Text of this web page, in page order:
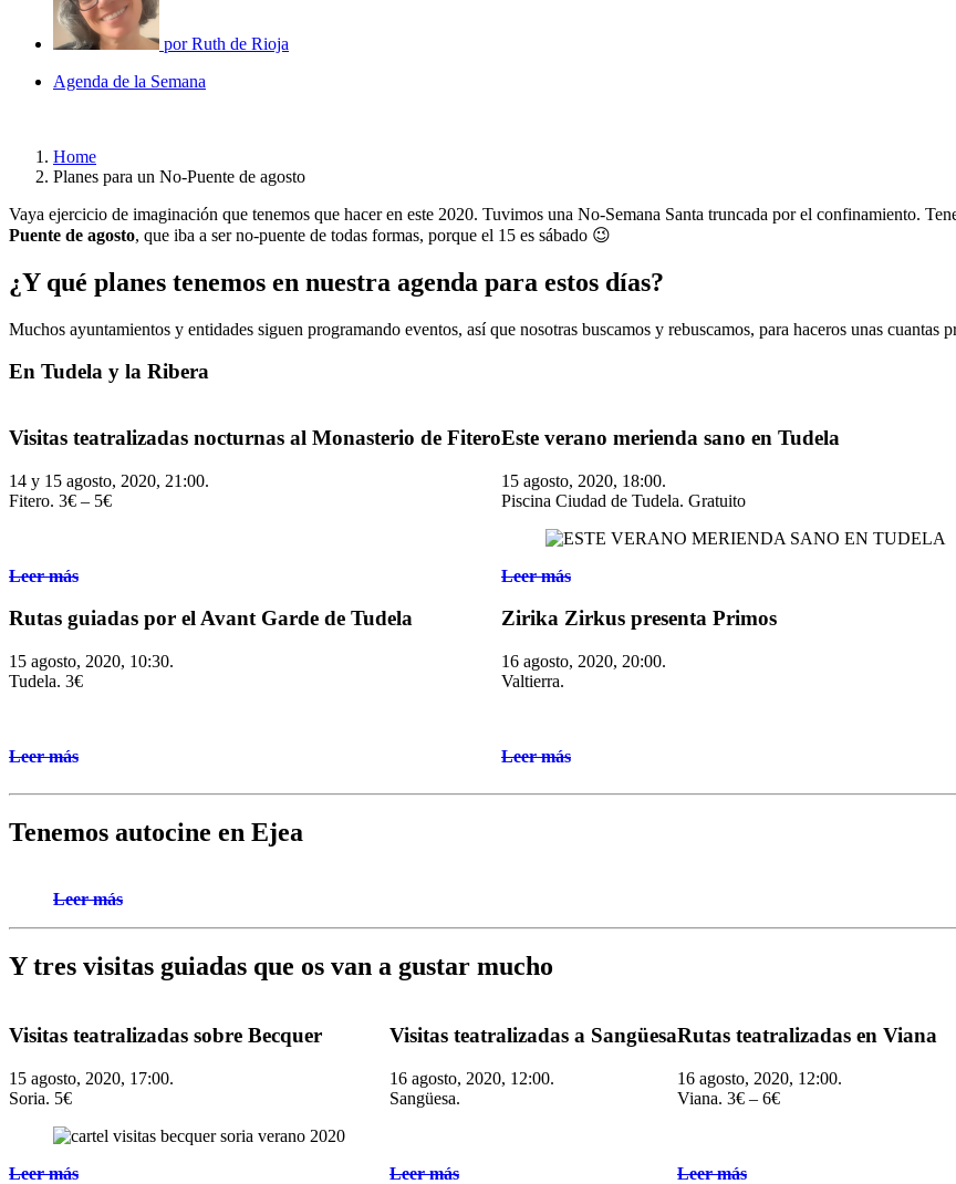
porRuth de Rioja
Agenda de la Semana
Home
Planes para un No-Puente de agosto
Vaya ejercicio de imaginación que tenemos que hacer en este 2020. Tuvimos una No-Semana Santa truncada por el confinamiento.
Puente de agosto, que iba a ser no-puente de todas formas, porque el 15 es sábado 😉
¿Y qué planes tenemos en nuestra agenda para estos días?
Muchos ayuntamientos y entidades siguen programando eventos, así que nosotras buscamos y rebuscamos, para haceros unas cuantas
En Tudela y la Ribera
Visitas teatralizadas nocturnas al Monasterio de Fitero
14 y 15 agosto, 2020, 21:00.
Fitero. 3€ – 5€
Leer más
Rutas guiadas por el Avant Garde de Tudela
15 agosto, 2020, 10:30.
Tudela. 3€
Leer más
Este verano merienda sano en Tudela
15 agosto, 2020, 18:00.
Piscina Ciudad de Tudela. Gratuito
Leer más
Zirika Zirkus presenta Primos
16 agosto, 2020, 20:00.
Valtierra.
Leer más
Tenemos autocine en Ejea
Leer más
Y tres visitas guiadas que os van a gustar mucho
Visitas teatralizadas sobre Becquer
15 agosto, 2020, 17:00.
Soria. 5€
Leer más
Visitas teatralizadas a Sangüesa
16 agosto, 2020, 12:00.
Sangüesa.
Leer más
Rutas teatralizadas en Viana
16 agosto, 2020, 12:00.
Viana. 3€ – 6€
Leer más